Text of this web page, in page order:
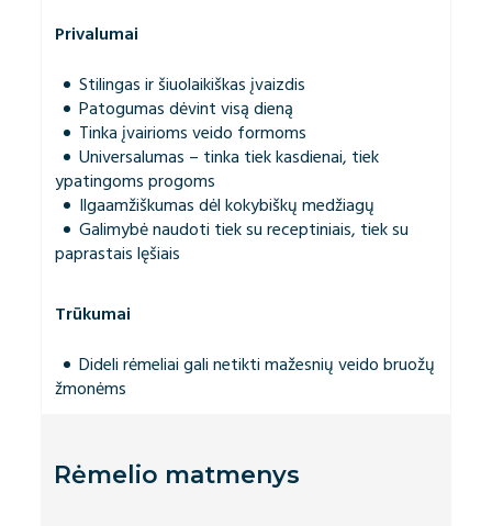
Privalumai
Stilingas ir šiuolaikiškas įvaizdis
Patogumas dėvint visą dieną
Tinka įvairioms veido formoms
Universalumas – tinka tiek kasdienai, tiek
ypatingoms progoms
Ilgaamžiškumas dėl kokybiškų medžiagų
Galimybė naudoti tiek su receptiniais, tiek su
paprastais lęšiais
Trūkumai
Dideli rėmeliai gali netikti mažesnių veido bruožų
žmonėms
Rėmelio matmenys